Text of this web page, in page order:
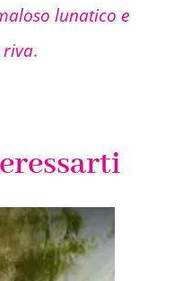
lunatico e
riva.